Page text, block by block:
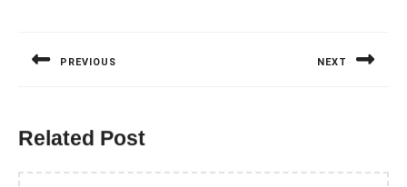
PREVIOUS NEXT
Related Post